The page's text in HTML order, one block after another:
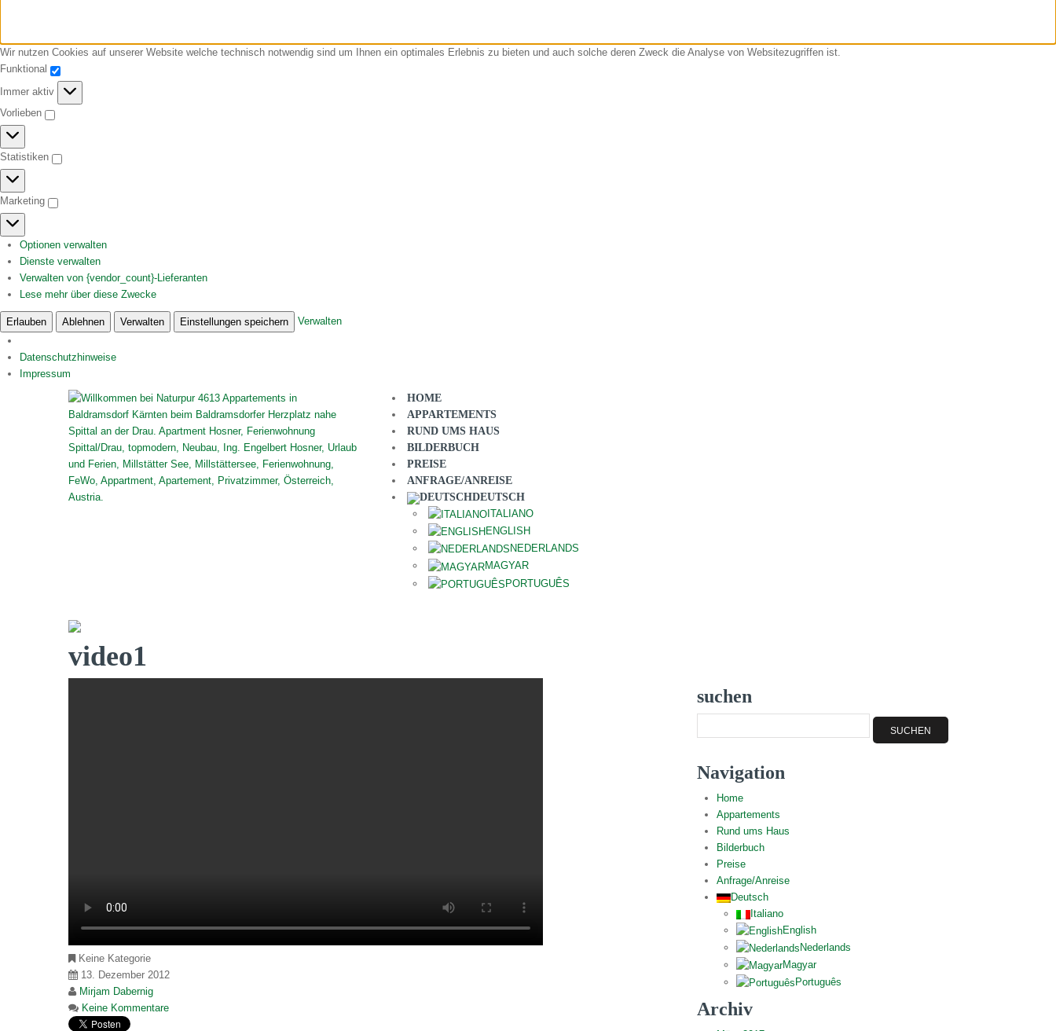
Wir nutzen Cookies auf unserer Website welche technisch notwendig sind um Ihnen ein optimales Erlebnis zu bieten und auch solche deren Zweck die Analyse von Websitezugriffen ist.
Funktional
Funktional
Immer aktiv
Vorlieben
Vorlieben
Statistiken
Statistiken
Marketing
Marketing
Optionen verwalten
Dienste verwalten
Verwalten von {vendor_count}-Lieferanten
Lese mehr über diese Zwecke
Erlauben Ablehnen Verwalten Einstellungen speichern Verwalten
Datenschutzhinweise
Impressum
HOME
APPARTEMENTS
RUND UMS HAUS
BILDERBUCH
PREISE
ANFRAGE/ANREISE
DEUTSCH
ITALIANO
ENGLISH
NEDERLANDS
MAGYAR
PORTUGUÊS
video1
Keine Kategorie
13. Dezember 2012
Mirjam Dabernig
Keine Kommentare
suchen
Navigation
Home
Appartements
Rund ums Haus
Bilderbuch
Preise
Anfrage/Anreise
Deutsch
Italiano
English
Nederlands
Magyar
Português
Archiv